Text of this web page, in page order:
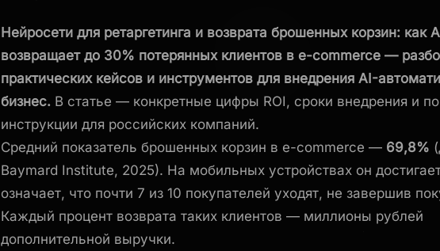
Нейросети для ретаргетинга и возврата брошенных корзин: как
возвращает до 30% потерянных клиентов в e-commerce —
практических кейсов и инструментов для внедрения AI-
бизнес. В статье — конкретные цифры ROI, сроки внедрения и
инструкции для российских компаний.
Средний показатель брошенных корзин в e-commerce — 69,8%
Baymard Institute, 2025). На мобильных устройствах он
означает, что почти 7 из 10 покупателей уходят, не завершив
Каждый процент возврата таких клиентов — миллионы рублей
дополнительной выручки.